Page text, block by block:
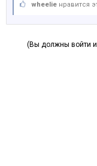
wheelie нравится
(Вы должны войти